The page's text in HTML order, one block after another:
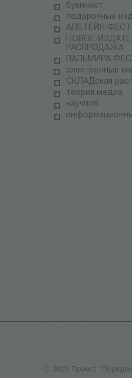
букинист
подарочные
АЛЕТЕЙЯ ФЕСТ
НОВОЕ
РАСПРОДАЖА
ПАЛЬМИРА
электронные
СКЛАДская
теория медиа
научпоп
ⓒ 2023 Проект